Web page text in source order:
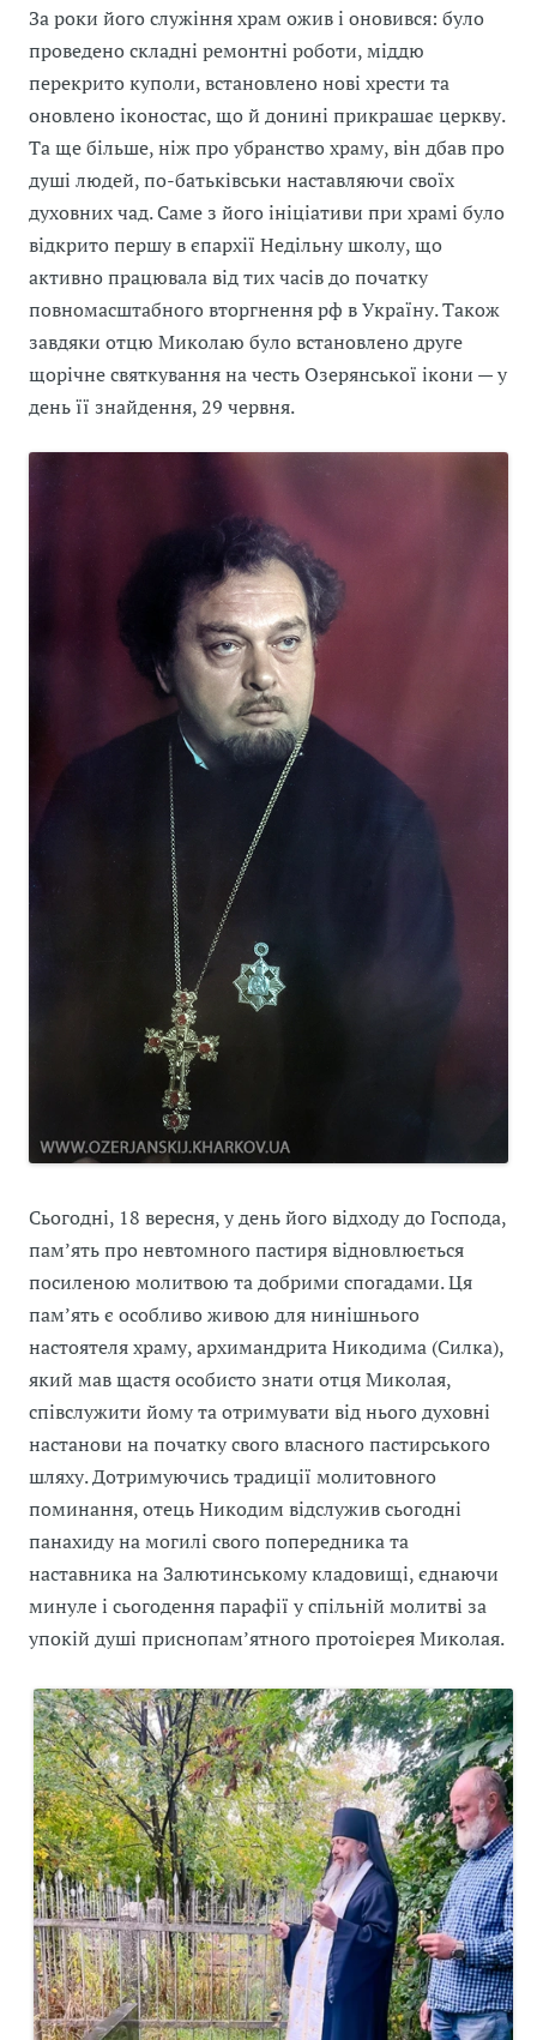
За роки його служіння храм ожив і оновився: було
проведено складні ремонтні роботи, міддю
перекрито куполи, встановлено нові хрести та
оновлено іконостас, що й донині прикрашає церкву.
Та ще більше, ніж про убранство храму, він дбав про
душі людей, по-батьківськи наставляючи своїх
духовних чад. Саме з його ініціативи при храмі було
відкрито першу в єпархії Недільну школу, що
активно працювала від тих часів до початку
повномасштабного вторгнення рф в Україну. Також
завдяки отцю Миколаю було встановлено друге
щорічне святкування на честь Озерянської ікони — у
день її знайдення, 29 червня.
Сьогодні, 18 вересня, у день його відходу до Господа,
пам’ять про невтомного пастиря відновлюється
посиленою молитвою та добрими спогадами. Ця
пам’ять є особливо живою для нинішнього
настоятеля храму, архимандрита Никодима (Силка),
який мав щастя особисто знати отця Миколая,
співслужити йому та отримувати від нього духовні
настанови на початку свого власного пастирського
шляху. Дотримуючись традиції молитовного
поминання, отець Никодим відслужив сьогодні
панахиду на могилі свого попередника та
наставника на Залютинському кладовищі, єднаючи
минуле і сьогодення парафії у спільній молитві за
упокій душі приснопам’ятного протоієрея Миколая.